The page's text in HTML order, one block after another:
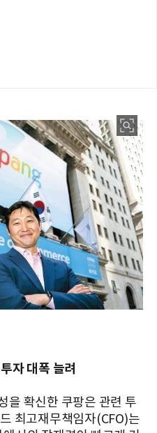
자 대폭 늘려
을 확신한 쿠팡은 관련 투
최고재무책임자(CFO)는